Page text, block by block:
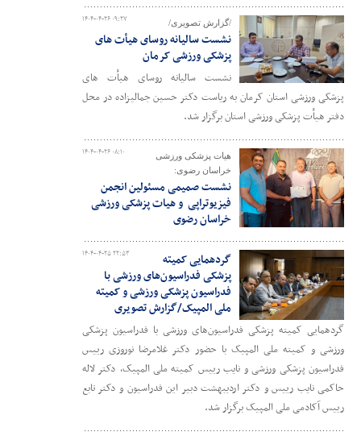
۱۴۰۴-۰۴-۲۶ ۰۹:۲۷ /گزارش تصویری/
نشست سالیانه روسای هیأت های
پزشکی ورزشی کرمان
نشست سالیانه روسای هیأت های
پزشکی ورزشی استان کرمان به ریاست دکتر حسین جمالیزاده در محل
دفتر هیأت پزشکی ورزشی استان برگزار شد.
۱۴۰۴-۰۴-۲۶ ۰۸:۱۰
هیات پزشکی ورزشی
خراسان رضوی:
نشست صمیمی مسئولین انجمن
فیزیوتراپی و هیات پزشکی ورزشی
خراسان رضوی
۱۴۰۴-۰۴-۲۵ ۲۲:۵۳
گردهمایی کمیته
پزشکی فدراسیون‌های ورزشی با
فدراسیون پزشکی ورزشی و کمیته
ملی المپیک/گزارش تصویری
گردهمایی کمیته پزشکی فدراسیون‌های ورزشی با فدراسیون پزشکی
ورزشی و کمیته ملی المپیک با حضور دکتر غلامرضا نوروزی رییس
فدراسیون پزشکی ورزشی و نایب رییس کمیته ملی المپیک، دکتر لاله
حاکمی نایب رییس و دکتر اردیبهشت دبیر این فدراسیون و دکتر تابع
رییس آکادمی ملی المپیک برگزار شد.